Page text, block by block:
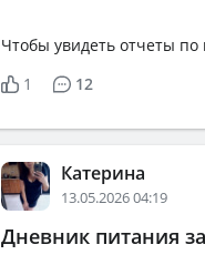
Чтобы увидеть отчеты
1
12
Катерина
13.05.2026 04:19
Дневник питания